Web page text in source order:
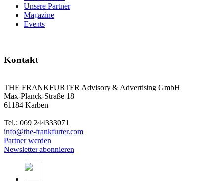
Unsere Partner
Magazine
Events
Kontakt
THE FRANKFURTER Advisory & Advertising GmbH
Max-Planck-Straße 18
61184 Karben
Tel.: 069 244333071
info@the-frankfurter.com
Partner werden
Newsletter abonnieren